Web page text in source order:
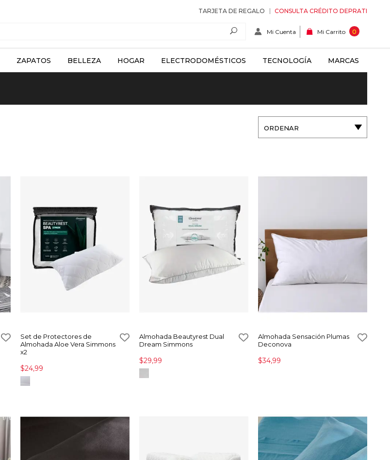
TARJETA DE REGALO CONSULTA CRÉDITO DEPRATI
Mi Cuenta Mi Carrito 0
ZAPATOS BELLEZA HOGAR ELECTRODOMÉSTICOS TECNOLOGÍA MARCAS
ORDENAR
Set de Protectores de
Almohada Aloe Vera Simmons
x2
$24,99
Almohada Beautyrest Dual
Dream Simmons
$29,99
Almohada Sensación Plumas
Deconova
$34,99